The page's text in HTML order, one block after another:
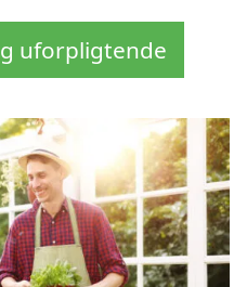
uforpligtende